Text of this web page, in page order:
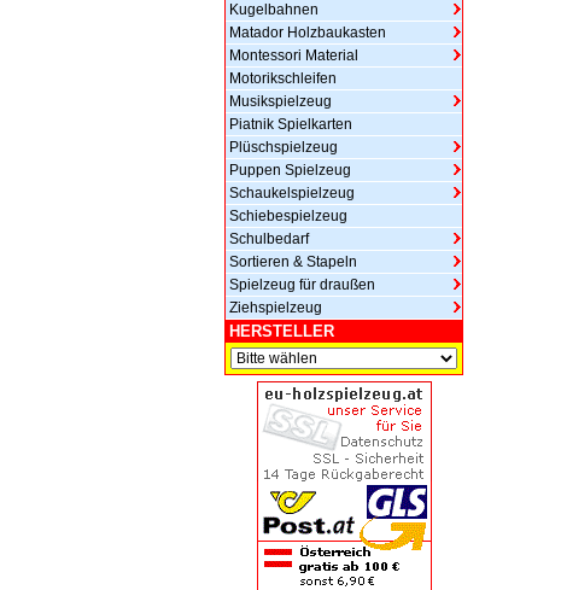
Kugelbahnen
Matador Holzbaukasten
Montessori Material
Motorikschleifen
Musikspielzeug
Piatnik Spielkarten
Plüschspielzeug
Puppen Spielzeug
Schaukelspielzeug
Schiebespielzeug
Schulbedarf
Sortieren & Stapeln
Spielzeug für draußen
Ziehspielzeug
HERSTELLER